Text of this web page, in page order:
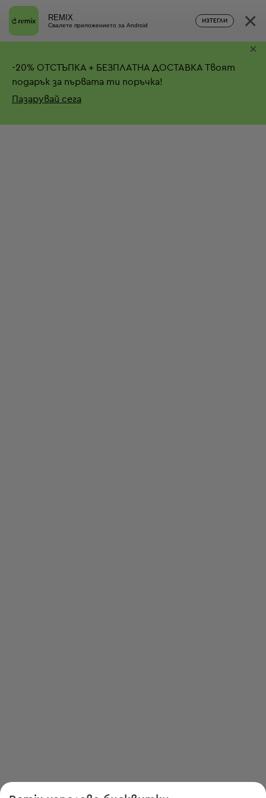
REMIX
Свалете приложението за Android
ИЗТЕГЛИ ×
-20% ОТСТЪПКА + БЕЗПЛАТНА ДОСТАВКА Твоят
подарък за първата ти поръчка!
Пазарувай сега
×